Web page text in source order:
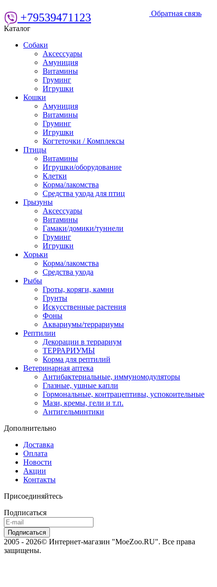
Обратная связь
+79539471123
Каталог
Собаки
Аксессуары
Амуниция
Витамины
Груминг
Игрушки
Кошки
Амуниция
Витамины
Груминг
Игрушки
Когтеточки / Комплексы
Птицы
Витамины
Игрушки/оборудование
Клетки
Корма/лакомства
Средства ухода для птиц
Грызуны
Аксессуары
Витамины
Гамаки/домики/туннели
Груминг
Игрушки
Хорьки
Корма/лакомства
Средства ухода
Рыбы
Гроты, коряги, камни
Грунты
Искусственные растения
Фоны
Аквариумы/террариумы
Рептилии
Декорации в террариум
ТЕРРАРИУМЫ
Корма для рептилий
Ветеринарная аптека
Антибактериальные, иммуномодуляторы
Глазные, ушные капли
Гормональные, контрацептивы, успокоительные
Мази, кремы, гели и т.п.
Антигельминтики
Дополнительно
Доставка
Оплата
Новости
Акции
Контакты
Присоединяйтесь
Подписаться
2005 - 2026© Интернет-магазин "MoeZoo.RU". Все права
защищены.